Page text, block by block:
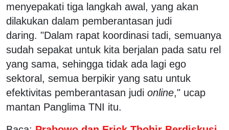
menyepakati tiga langkah awal, yang akan
dilakukan dalam pemberantasan judi
daring. "Dalam rapat koordinasi tadi, semuanya
sudah sepakat untuk kita berjalan pada satu rel
yang sama, sehingga tidak ada lagi ego
sektoral, semua berpikir yang satu untuk
efektivitas pemberantasan judi online," ucap
mantan Panglima TNI itu.